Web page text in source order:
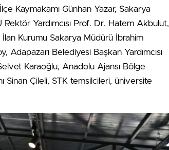
Kaymakamı Günhan Yazar, Sakarya
Yardımcısı Prof. Dr. Hatem Akbulut,
Kurumu Sakarya Müdürü İbrahim
Belediyesi Başkan Yardımcısı
Karaoğlu, Anadolu Ajansı Bölge
Sinan Çileli, STK temsilcileri, üniversite